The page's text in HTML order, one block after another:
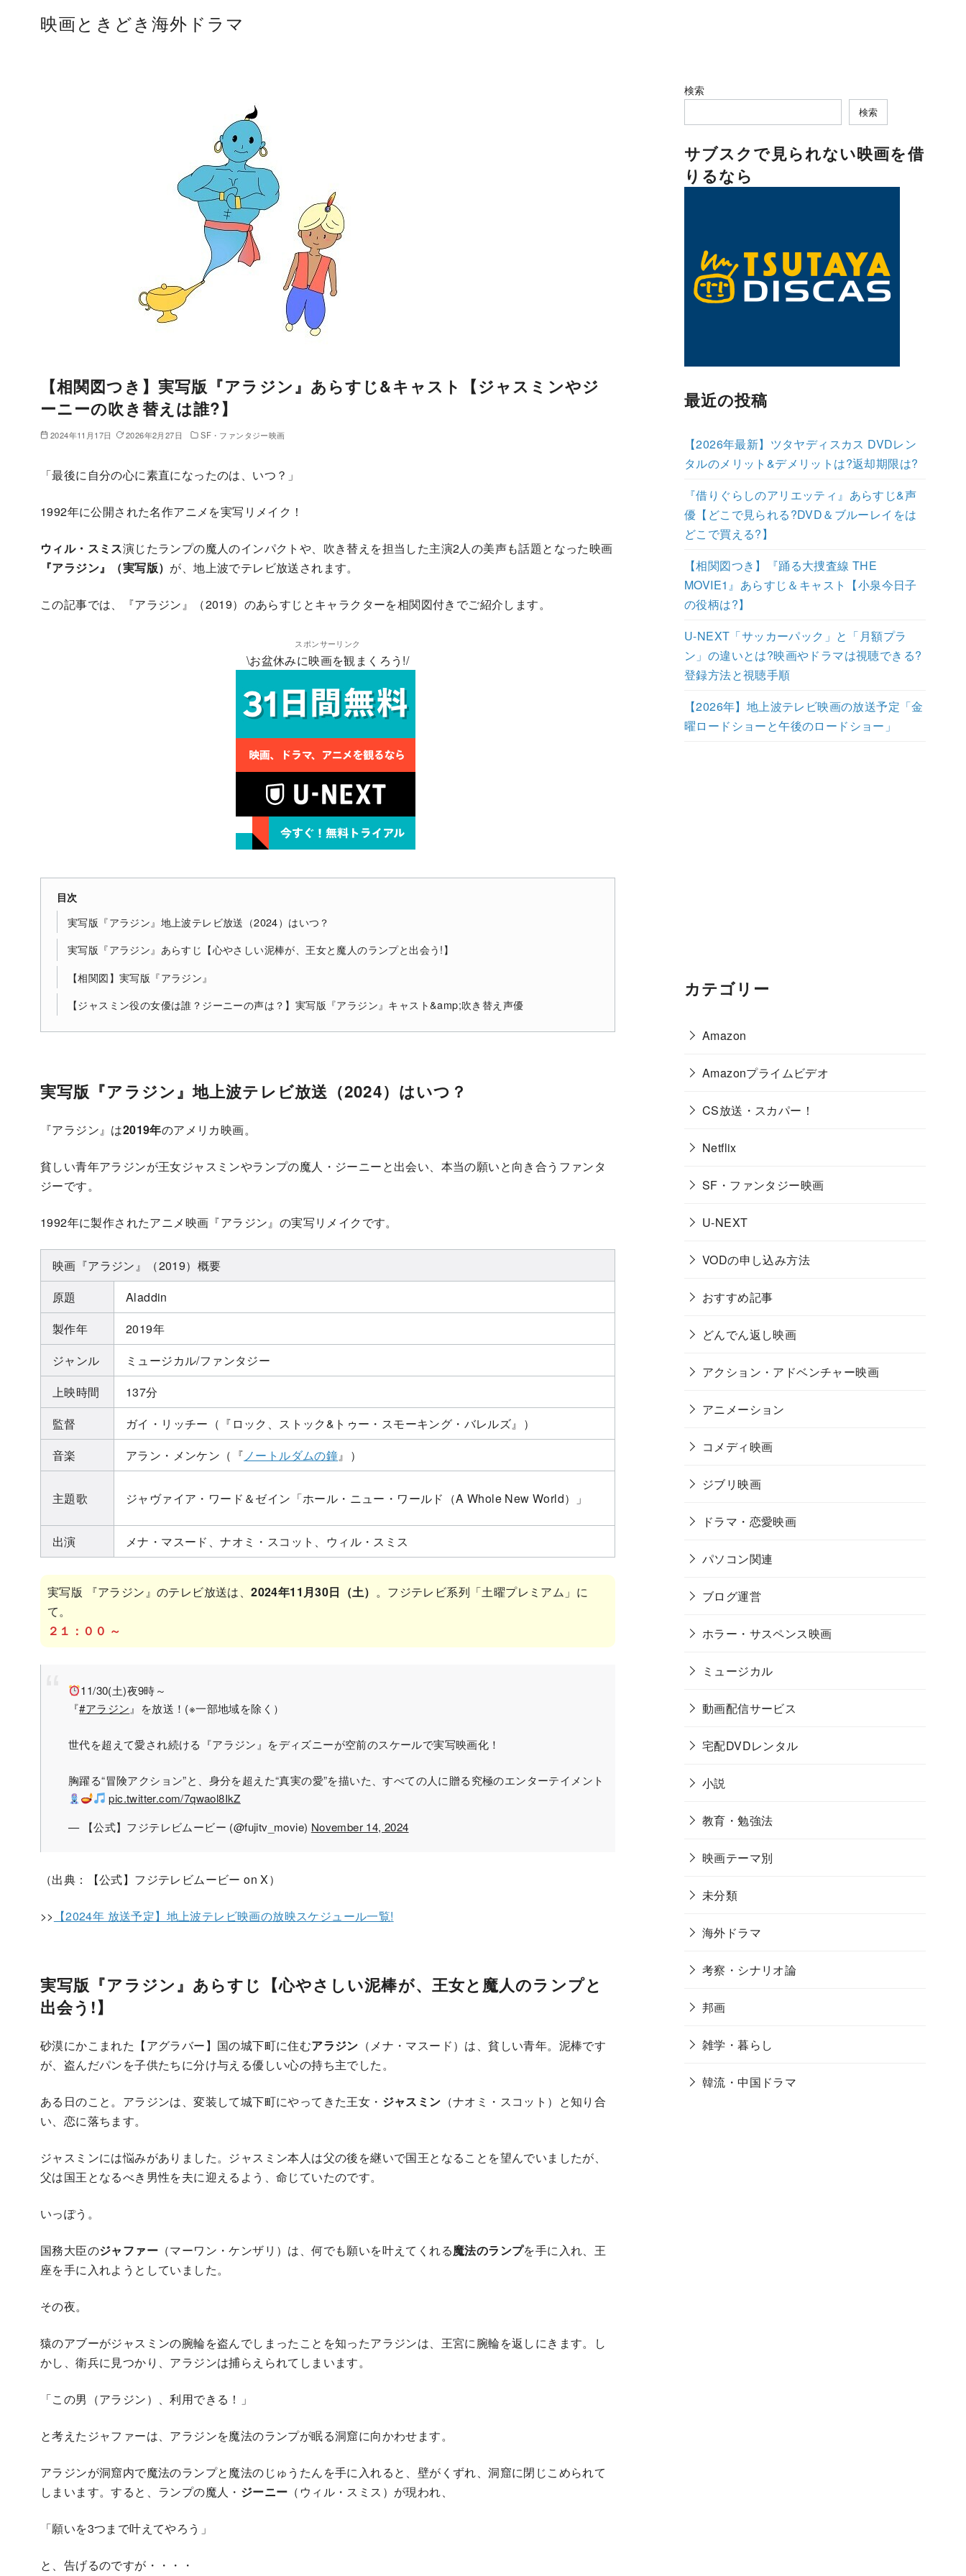
映画ときどき海外ドラマ
【相関図つき】実写版『アラジン』あらすじ&キャスト【ジャスミンやジ
ーニーの吹き替えは誰?】
2024年11月17日 2026年2月27日 SF・ファンタジー映画
「最後に自分の心に素直になったのは、いつ？」
1992年に公開された名作アニメを実写リメイク！
ウィル・スミス演じたランプの魔人のインパクトや、吹き替えを担当した主演2人の美声も話題となった映画
『アラジン』（実写版） が、地上波でテレビ放送されます。
この記事では、『アラジン』（2019）のあらすじとキャラクターを相関図付きでご紹介します。
スポンサーリンク
\お盆休みに映画を観まくろう!/
目次
実写版『アラジン』地上波テレビ放送（2024）はいつ？
実写版『アラジン』あらすじ【心やさしい泥棒が、王女と魔人のランプと出会う!】
【相関図】実写版『アラジン』
【ジャスミン役の女優は誰？ジーニーの声は？】実写版『アラジン』キャスト&amp;吹き替え声優
実写版『アラジン』地上波テレビ放送（2024）はいつ？
『アラジン』は2019年のアメリカ映画。
貧しい青年アラジンが王女ジャスミンやランプの魔人・ジーニーと出会い、本当の願いと向き合うファンタ
ジーです。
1992年に製作されたアニメ映画『アラジン』の実写リメイクです。
映画『アラジン』（2019）概要
原題
Aladdin
製作年
2019年
ジャンル
ミュージカル/ファンタジー
上映時間
137分
監督
ガイ・リッチー（『ロック、ストック&トゥー・スモーキング・バレルズ』）
音楽
アラン・メンケン（『ノートルダムの鐘』）
主題歌 ジャヴァイア・ワード＆ゼイン「ホール・ニュー・ワールド（A Whole New World）」
出演 メナ・マスード、ナオミ・スコット、ウィル・スミス
実写版 『アラジン』のテレビ放送は、2024年11月30日（土） 。フジテレビ系列「土曜プレミアム」に
て。
２１：００ ～
11/30(土)夜9時～
『#アラジン 』を放送！(※一部地域を除く）
世代を超えて愛され続ける『アラジン』をディズニーが空前のスケールで実写映画化！
胸躍る“冒険アクション”と、身分を超えた“真実の愛”を描いた、すべての人に贈る究極のエンターテイメント
pic.twitter.com/7qwaol8IkZ
— 【公式】フジテレビムービー (@fujitv_movie) November 14, 2024
（出典：【公式】フジテレビムービー on X）
>> 【2024年 放送予定】地上波テレビ映画の放映スケジュール一覧!
実写版『アラジン』あらすじ【心やさしい泥棒が、王女と魔人のランプと
出会う!】
砂漠にかこまれた【アグラバー】国の城下町に住むアラジン （メナ・マスード）は、貧しい青年。泥棒です
が、盗んだパンを子供たちに分け与える優しい心の持ち主でした。
ある日のこと。アラジンは、変装して城下町にやってきた王女・ ジャスミン （ナオミ・スコット）と知り合
い、恋に落ちます。
ジャスミンには悩みがありました。ジャスミン本人は父の後を継いで国王となることを望んでいましたが、
父は国王となるべき男性を夫に迎えるよう、命じていたのです。
いっぽう。
国務大臣のジャファー （マーワン・ケンザリ）は、何でも願いを叶えてくれる魔法のランプを手に入れ、王
座を手に入れようとしていました。
その夜。
猿のアブーがジャスミンの腕輪を盗んでしまったことを知ったアラジンは、王宮に腕輪を返しにきます。し
かし、衛兵に見つかり、アラジンは捕らえられてしまいます。
「この男（アラジン）、利用できる！」
と考えたジャファーは、アラジンを魔法のランプが眠る洞窟に向かわせます。
アラジンが洞窟内で魔法のランプと魔法のじゅうたんを手に入れると、壁がくずれ、洞窟に閉じこめられて
しまいます。すると、ランプの魔人・ ジーニー （ウィル・スミス）が現われ、
「願いを3つまで叶えてやろう」
と、告げるのですが・・・・
検索
検索
サブスクで見られない映画を借
りるなら
最近の投稿
【2026年最新】ツタヤディスカス DVDレン
タルのメリット&デメリットは?返却期限は?
『借りぐらしのアリエッティ』あらすじ&声
優【どこで見られる?DVD＆ブルーレイをは
どこで買える?】
【相関図つき】『踊る大捜査線 THE
MOVIE1』あらすじ＆キャスト【小泉今日子
の役柄は?】
U-NEXT「サッカーパック」と「月額プラ
ン」の違いとは?映画やドラマは視聴できる?
登録方法と視聴手順
【2026年】地上波テレビ映画の放送予定「金
曜ロードショーと午後のロードショー」
カテゴリー
Amazon
Amazonプライムビデオ
CS放送・スカパー！
Netflix
SF・ファンタジー映画
U-NEXT
VODの申し込み方法
おすすめ記事
どんでん返し映画
アクション・アドベンチャー映画
アニメーション
コメディ映画
ジブリ映画
ドラマ・恋愛映画
パソコン関連
ブログ運営
ホラー・サスペンス映画
ミュージカル
動画配信サービス
宅配DVDレンタル
小説
教育・勉強法
映画テーマ別
未分類
海外ドラマ
考察・シナリオ論
邦画
雑学・暮らし
韓流・中国ドラマ